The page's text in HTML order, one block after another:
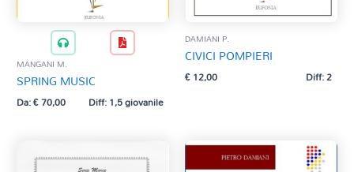
MANGANI M.
SPRING MUSIC
Da:€70,00 Diff: 1,5 giovanile
DAMIANI P.
CIVICI POMPIERI
€12,00 Diff: 2